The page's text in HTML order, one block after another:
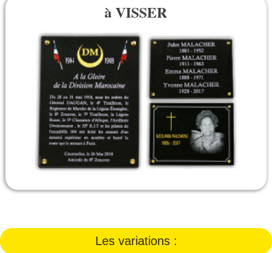
à VISSER
Les variations :